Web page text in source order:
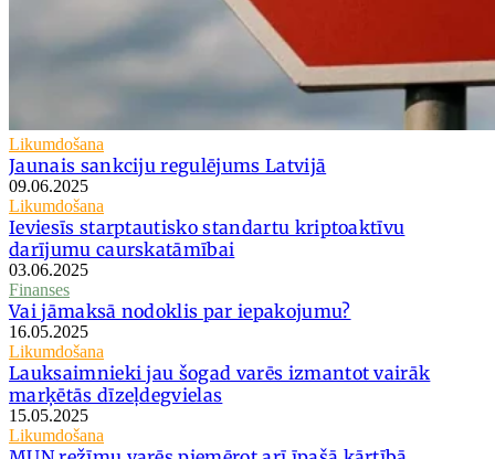
Likumdošana
Jaunais sankciju regulējums Latvijā
09.06.2025
Likumdošana
Ieviesīs starptautisko standartu kriptoaktīvu
darījumu caurskatāmībai
03.06.2025
Finanses
Vai jāmaksā nodoklis par iepakojumu?
16.05.2025
Likumdošana
Lauksaimnieki jau šogad varēs izmantot vairāk
marķētās dīzeļdegvielas
15.05.2025
Likumdošana